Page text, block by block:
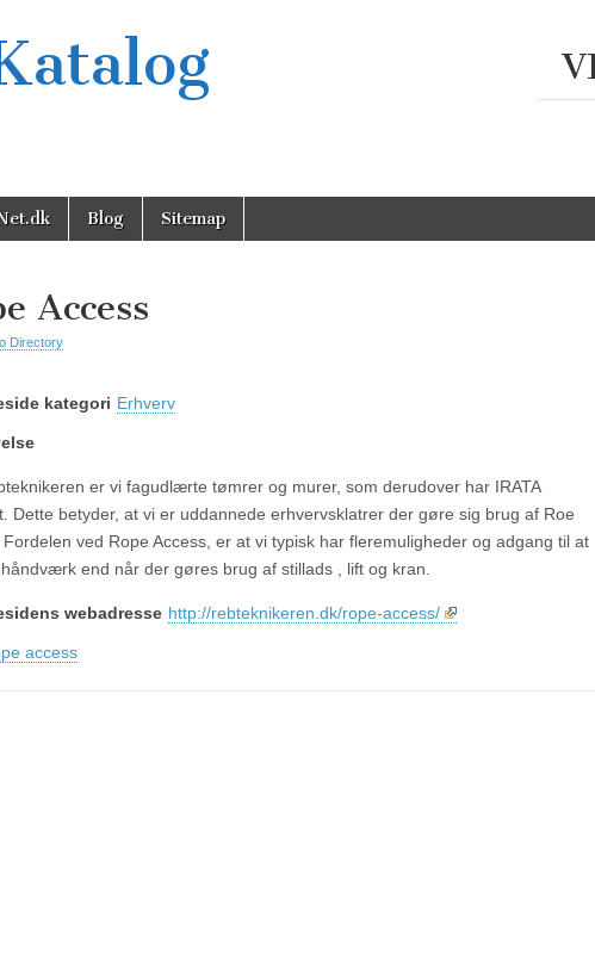
Blog Sitemap
Access
Directory
kategori Erhverv
er vi fagudlærte tømrer og murer, som derudover har IRATA
Dette betyder, at vi er uddannede erhvervsklatrer der gøre sig brug af Roe
Fordelen ved Rope Access, er at vi typisk har fleremuligheder og adgang til at
end når der gøres brug af stillads , lift og kran.
webadresse http://rebteknikeren.dk/rope-access/
access